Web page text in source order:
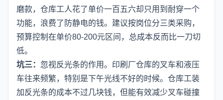
磨款，仓库工人花了单价一百五六却只用到耐穿一个
功能，浪费了防静电的钱。建议按岗位分三类采购，
预算控制在单价80-200元区间，总成本反而比一刀切
低。
坑三： 忽视反光条的作用。印刷厂仓库的叉车和液压
车往来频繁，特别是下午光线不好的时候。仓库工装
加反光条的成本不过几块钱，但能有效减少叉车碰撞